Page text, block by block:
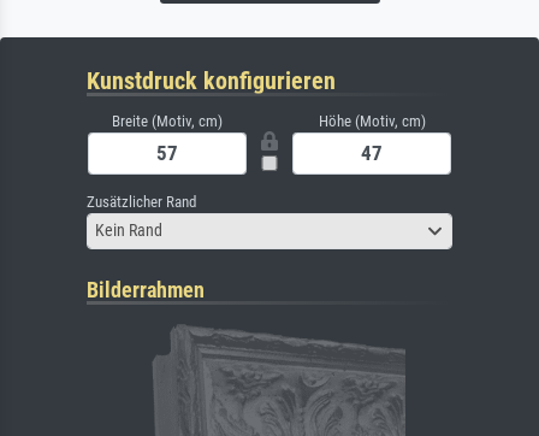
Kunstdruck konfigurieren
Breite (Motiv, cm) Höhe (Motiv, cm)
Zusätzlicher Rand
Kein Rand
Bilderrahmen